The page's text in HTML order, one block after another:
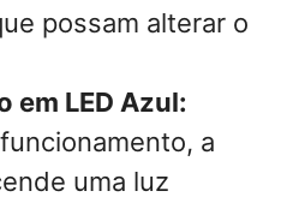
possam alterar o
em LED Azul:
a
uma luz